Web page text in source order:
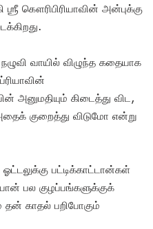
கௌரிபிரியாவின் அன்புக்கு
நழுவி வாயில் விழுந்த கதையாக
அனுமதியும் கிடைத்து விட,
குறைத்து விடுமோ என்று
பட்டிக்காட்டான்கள்
பல குழப்பங்களுக்குக்
காதல் பறிபோகும்